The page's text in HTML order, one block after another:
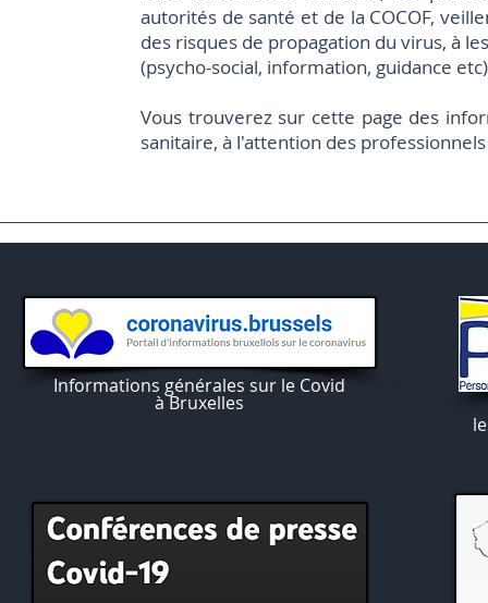
autorités de santé et de la COCOF,
des risques de propagation du virus, à
(psycho-social, information, guidance
Vous trouverez sur cette page des
sanitaire, à l'attention des
Informations générales sur le Covid
à Bruxelles